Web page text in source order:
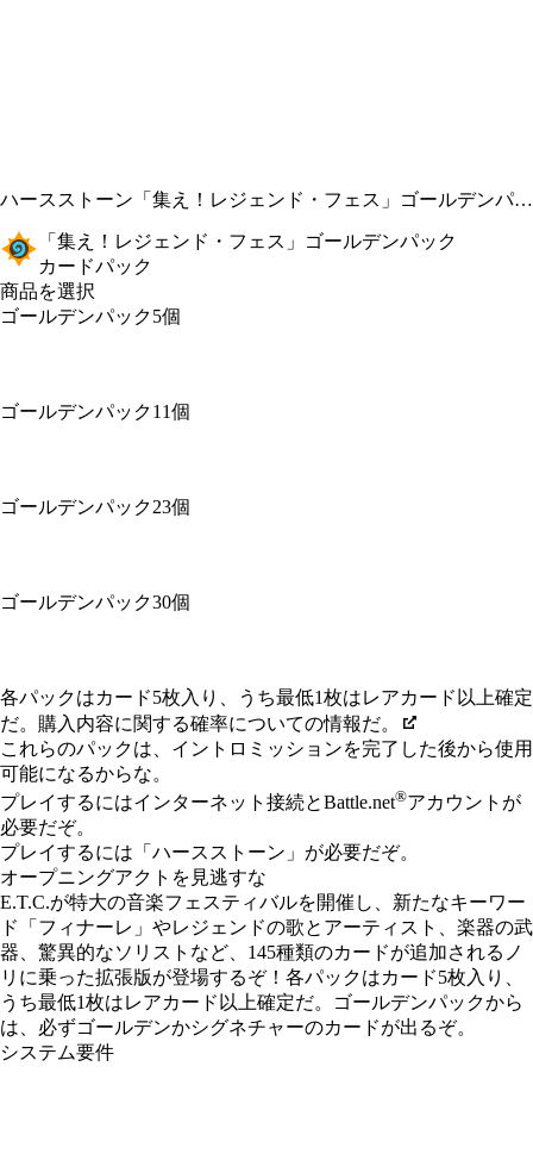
ハースストーン 「集え！レジェンド・フェス」ゴールデンパック
「集え！レジェンド・フェス」ゴールデンパック
カードパック
商品を選択
ゴールデンパック5個
ゴールデンパック11個
ゴールデンパック23個
ゴールデンパック30個
Available actions
各パックはカード5枚入り、うち最低1枚はレアカード以上確定
だ。購入内容に関する確率についての情報だ。
これらのパックは、イントロミッションを完了した後から使用
可能になるからな。
プレイするにはインターネット接続とBattle.net®アカウントが
必要だぞ。
プレイするには「ハースストーン」が必要だぞ。
オープニングアクトを見逃すな
E.T.C.が特大の音楽フェスティバルを開催し、新たなキーワー
ド「フィナーレ」やレジェンドの歌とアーティスト、楽器の武
器、驚異的なソリストなど、145種類のカードが追加されるノ
リに乗った拡張版が登場するぞ！各パックはカード5枚入り、
うち最低1枚はレアカード以上確定だ。ゴールデンパックから
は、必ずゴールデンかシグネチャーのカードが出るぞ。
システム要件